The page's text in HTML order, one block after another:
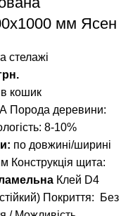
мм Ясен
стелажі
кошик
Порода деревини:
8-10%
по довжині/ширині
Конструкція щита:
Клей D4
Покриття: Без